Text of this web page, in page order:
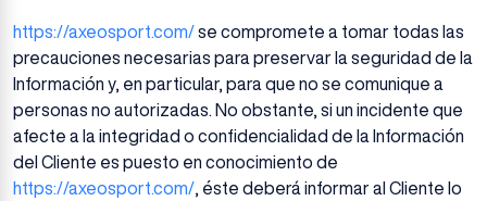
https://axeosport.com/se compromete a tomar todas las
precauciones necesarias para preservar la seguridad de la
Información y, en particular, para que no se comunique a
personas no autorizadas. No obstante, si un incidente que
afecte a la integridad o confidencialidad de la Información
del Cliente es puesto en conocimiento de
https://axeosport.com/ , éste deberá informar al Cliente lo